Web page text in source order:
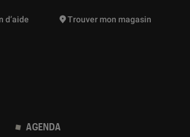
de produits vont vous être proposées
d’aide Trouver mon magasin
AGENDA